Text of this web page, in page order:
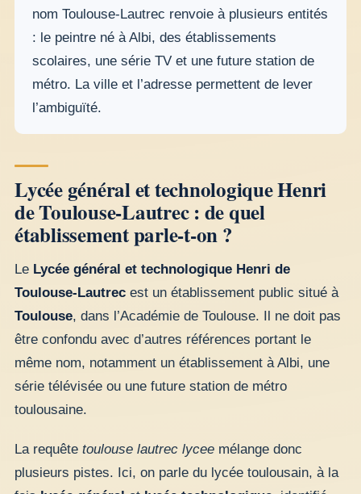
nom Toulouse-Lautrec renvoie à plusieurs entités
: le peintre né à Albi, des établissements
scolaires, une série TV et une future station de
métro. La ville et l’adresse permettent de lever
l’ambiguïté.
Lycée général et technologique Henri
de Toulouse-Lautrec : de quel
établissement parle-t-on ?
Le Lycée général et technologique Henri de
Toulouse-Lautrec est un établissement public situé à
Toulouse, dans l’Académie de Toulouse. Il ne doit pas
être confondu avec d’autres références portant le
même nom, notamment un établissement à Albi, une
série télévisée ou une future station de métro
toulousaine.
La requête toulouse lautrec lycee mélange donc
plusieurs pistes. Ici, on parle du lycée toulousain, à la